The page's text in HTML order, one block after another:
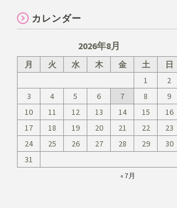
カレンダー
2026年8月
月 火 水 木 金 土
日
1
2
3
4 5 6 7 8
9
10
11 12 13 14 15
16
17
18 19 20 21 22
23
24
25 26 27 28 29
30
31
« 7月